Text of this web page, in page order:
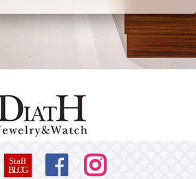
Staff
BLOG
 